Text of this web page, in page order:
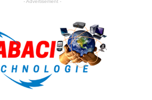
- Advertisement -